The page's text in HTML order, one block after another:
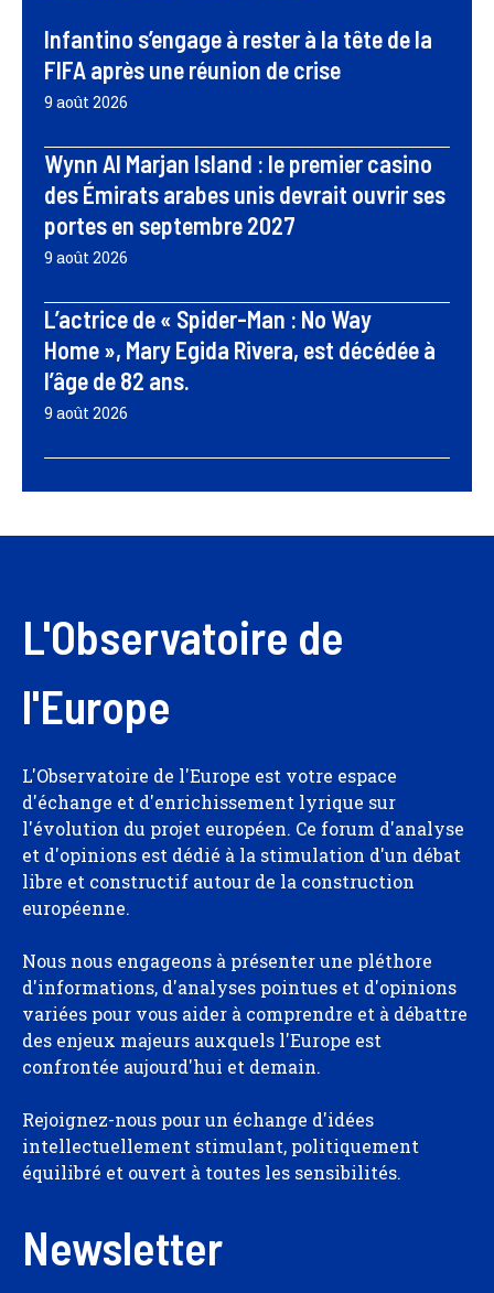
Infantino s’engage à rester à la tête de la
FIFA après une réunion de crise
9 août 2026
Wynn Al Marjan Island : le premier casino
des Émirats arabes unis devrait ouvrir ses
portes en septembre 2027
9 août 2026
L’actrice de « Spider-Man : No Way
Home », Mary Egida Rivera, est décédée à
l’âge de 82 ans.
9 août 2026
L'Observatoire de
l'Europe
L'Observatoire de l'Europe est votre espace
d'échange et d'enrichissement lyrique sur
l'évolution du projet européen. Ce forum d'analyse
et d'opinions est dédié à la stimulation d'un débat
libre et constructif autour de la construction
européenne.
Nous nous engageons à présenter une pléthore
d'informations, d'analyses pointues et d'opinions
variées pour vous aider à comprendre et à débattre
des enjeux majeurs auxquels l'Europe est
confrontée aujourd'hui et demain.
Rejoignez-nous pour un échange d'idées
intellectuellement stimulant, politiquement
équilibré et ouvert à toutes les sensibilités.
Newsletter